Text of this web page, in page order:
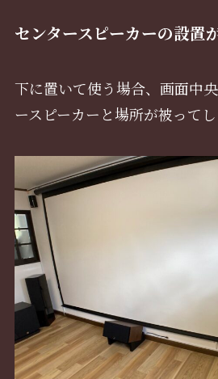
センタースピーカーの設置
下に置いて使う場合、画面中
ースピーカーと場所が被ってし